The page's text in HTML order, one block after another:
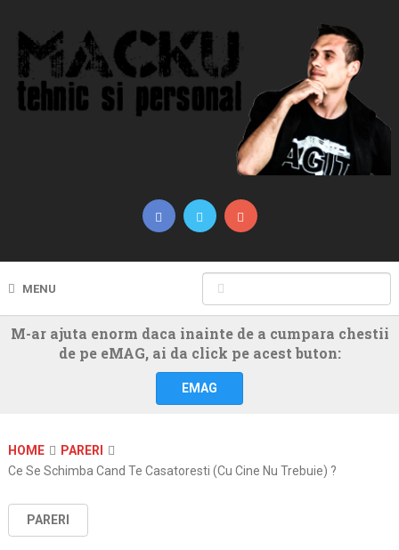
MENU
M-ar ajuta enorm daca inainte de a cumpara chestii
de pe eMAG, ai da click pe acest buton:
EMAG
HOME
PARERI
Ce Se Schimba Cand Te Casatoresti (cu Cine Nu Trebuie) ?
PARERI